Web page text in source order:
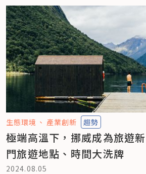
生態環境 產業創新 趨勢
極端高溫下，挪威成為旅遊
門旅遊地點、時間大洗牌
2024.08.05